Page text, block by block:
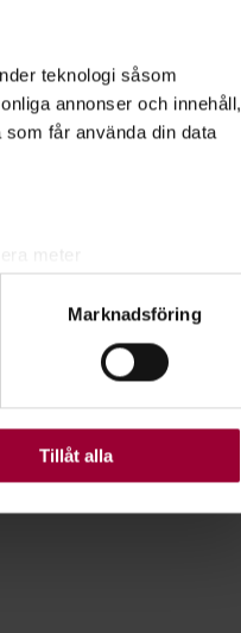
teknologi såsom
annonser och innehåll,
får använda din data
. Du kan ändra
Vissa kakor är
Marknadsföring
Tillåt alla